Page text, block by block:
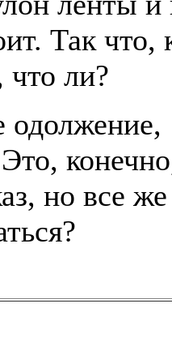
Так что,
что ли?
но все